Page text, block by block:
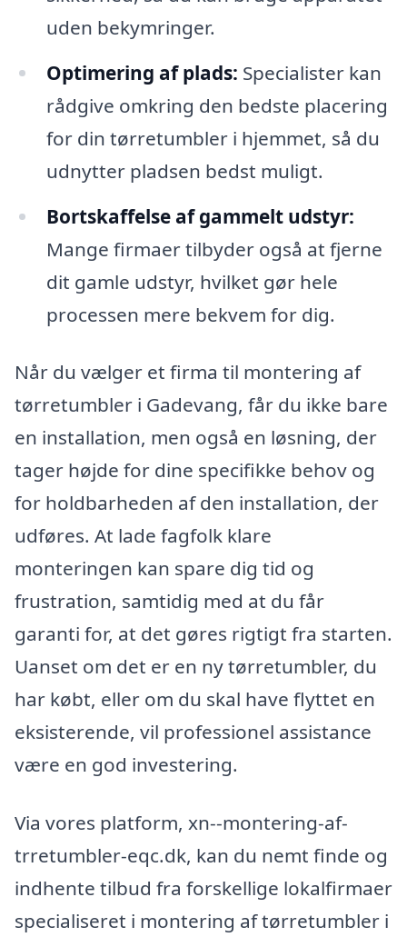
uden bekymringer.
Optimering af plads: Specialister kan
rådgive omkring den bedste placering
for din tørretumbler i hjemmet, så du
udnytter pladsen bedst muligt.
Bortskaffelse af gammelt udstyr:
Mange firmaer tilbyder også at fjerne
dit gamle udstyr, hvilket gør hele
processen mere bekvem for dig.
Når du vælger et firma til montering af
tørretumbler i Gadevang, får du ikke bare
en installation, men også en løsning, der
tager højde for dine specifikke behov og
for holdbarheden af den installation, der
udføres. At lade fagfolk klare
monteringen kan spare dig tid og
frustration, samtidig med at du får
garanti for, at det gøres rigtigt fra starten.
Uanset om det er en ny tørretumbler, du
har købt, eller om du skal have flyttet en
eksisterende, vil professionel assistance
være en god investering.
Via vores platform, xn--montering-af-
trretumbler-eqc.dk, kan du nemt finde og
indhente tilbud fra forskellige lokalfirmaer
specialiseret i montering af tørretumbler i